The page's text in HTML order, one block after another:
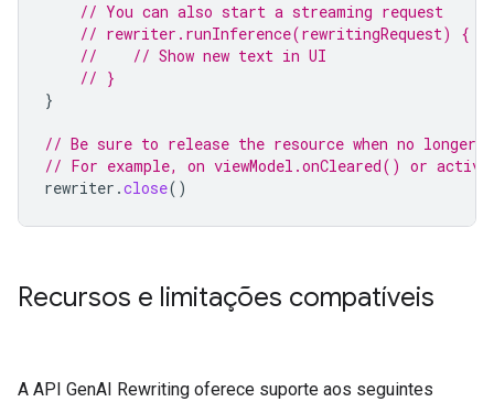
// You can also start a streaming request
// rewriter.runInference(rewritingRequest) {
//    // Show new text in UI
// }
}
// Be sure to release the resource when no longer
// For example, on viewModel.onCleared() or
rewriter .close()
Recursos e limitações compatíveis
A API GenAI Rewriting oferece suporte aos seguintes